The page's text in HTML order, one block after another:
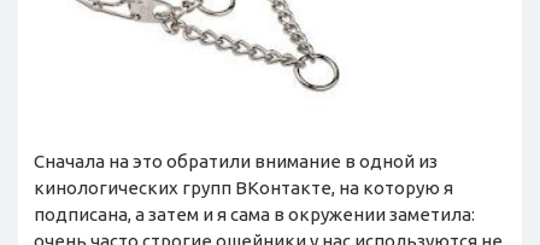
Сначала на это обратили внимание в одной из
кинологических групп ВКонтакте, на которую я
подписана, а затем и я сама в окружении заметила:
очень часто строгие ошейники у нас используются не